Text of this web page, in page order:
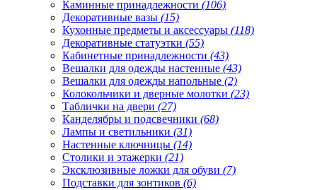
Каминные принадлежности (106)
Декоративные вазы (15)
Кухонные предметы и аксессуары (118)
Декоративные статуэтки (55)
Кабинетные принадлежности (43)
Вешалки для одежды настенные (43)
Вешалки для одежды напольные (2)
Колокольчики и дверные молотки (23)
Таблички на двери (27)
Канделябры и подсвечники (68)
Лампы и светильники (31)
Настенные ключницы (14)
Столики и этажерки (21)
Эксклюзивные ложки для обуви (7)
Подставки для зонтиков (6)